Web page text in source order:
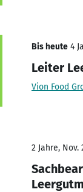
Bis heute 4
Leiter
Vion Food
2 Jahre, Nov.